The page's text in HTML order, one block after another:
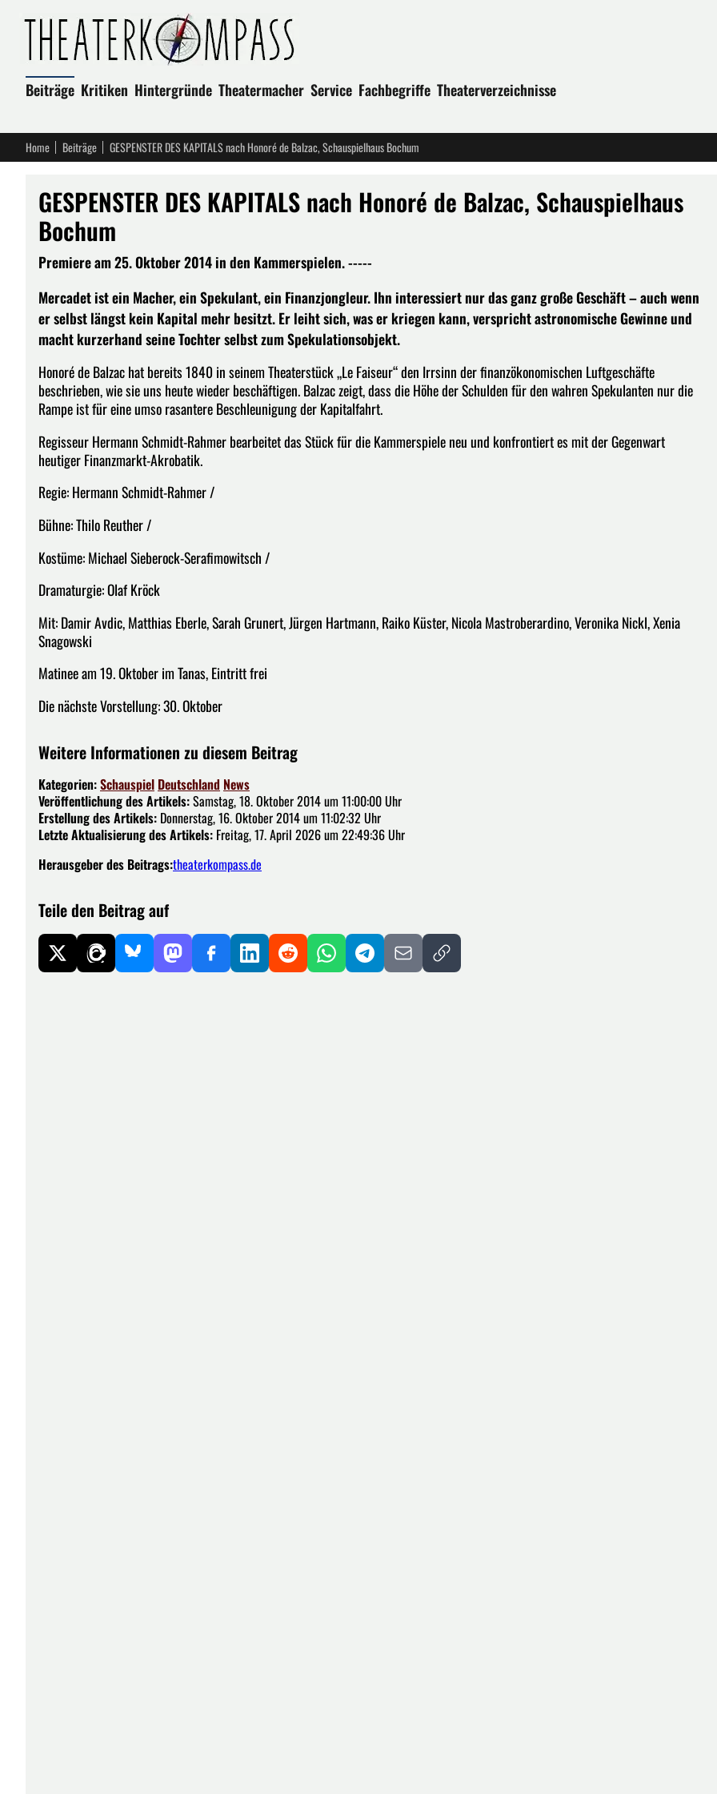
Beiträge Kritiken Hintergründe Theatermacher Service Fachbegriffe Theaterverzeichnisse
Home Beiträge GESPENSTER DES KAPITALS nach Honoré de Balzac, Schauspielhaus Bochum
GESPENSTER DES KAPITALS nach Honoré de Balzac, Schauspielhaus
Bochum
Premiere am 25. Oktober 2014 in den Kammerspielen. -----
Mercadet ist ein Macher, ein Spekulant, ein Finanzjongleur. Ihn interessiert nur das ganz große Geschäft – auch wenn
er selbst längst kein Kapital mehr besitzt. Er leiht sich, was er kriegen kann, verspricht astronomische Gewinne und
macht kurzerhand seine Tochter selbst zum Spekulationsobjekt.
Honoré de Balzac hat bereits 1840 in seinem Theaterstück „Le Faiseur“ den Irrsinn der finanzökonomischen Luftgeschäfte
beschrieben, wie sie uns heute wieder beschäftigen. Balzac zeigt, dass die Höhe der Schulden für den wahren Spekulanten nur die
Rampe ist für eine umso rasantere Beschleunigung der Kapitalfahrt.
Regisseur Hermann Schmidt-Rahmer bearbeitet das Stück für die Kammerspiele neu und konfrontiert es mit der Gegenwart
heutiger Finanzmarkt-Akrobatik.
Regie: Hermann Schmidt-Rahmer /
Bühne: Thilo Reuther /
Kostüme: Michael Sieberock-Serafimowitsch /
Dramaturgie: Olaf Kröck
Mit: Damir Avdic, Matthias Eberle, Sarah Grunert, Jürgen Hartmann, Raiko Küster, Nicola Mastroberardino, Veronika Nickl, Xenia
Snagowski
Matinee am 19. Oktober im Tanas, Eintritt frei
Die nächste Vorstellung: 30. Oktober
Weitere Informationen zu diesem Beitrag
Kategorien:Schauspiel Deutschland News
Veröffentlichung des Artikels:Samstag, 18. Oktober 2014 um 11:00:00 Uhr
Erstellung des Artikels: Donnerstag, 16. Oktober 2014 um 11:02:32 Uhr
Letzte Aktualisierung des Artikels: Freitag, 17. April 2026 um 22:49:36 Uhr
Herausgeber des Beitrags:theaterkompass.de
Teile den Beitrag auf